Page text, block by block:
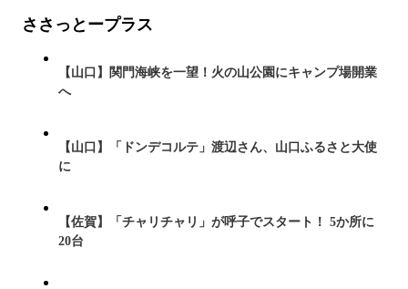
ささっとープラス
【山口】関門海峡を一望！火の山公園にキャンプ場開業
へ
【山口】「ドンデコルテ」渡辺さん、山口ふるさと大使
に
【佐賀】「チャリチャリ」が呼子でスタート！ 5か所に
20台